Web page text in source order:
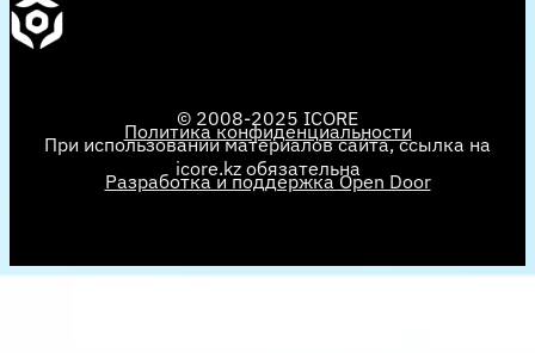
© 2008-2025 ICORE
Политика конфиденциальности
При использовании материалов сайта, ссылка на
icore.kz обязательна
Разработка и поддержка Open Door